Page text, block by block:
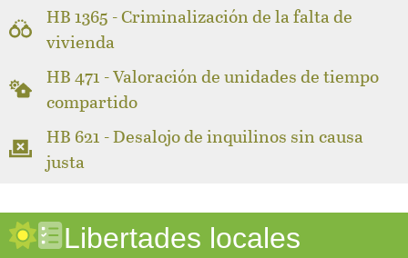
HB 1365 - Criminalización de la falta de
vivienda
HB 471 - Valoración de unidades de tiempo
compartido
HB 621 - Desalojo de inquilinos sin causa
justa
Libertades locales